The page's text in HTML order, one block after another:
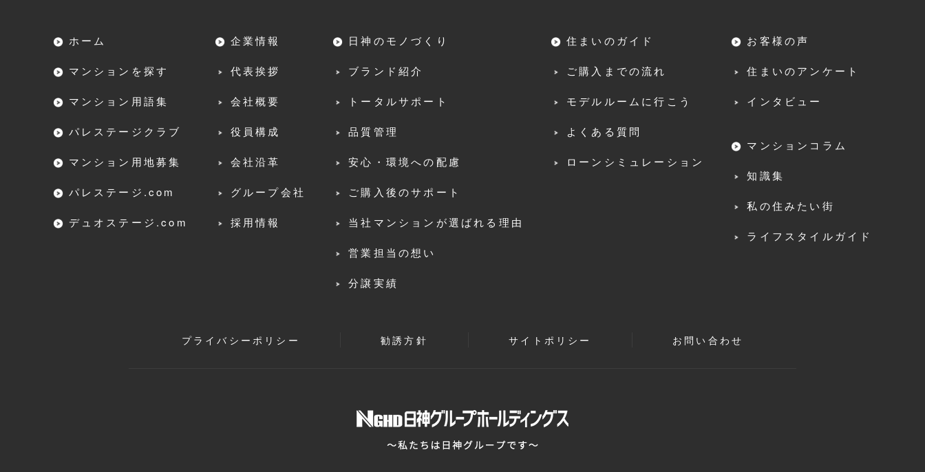
ホーム
マンションを探す
マンション用語集
パレステージクラブ
マンション用地募集
パレステージ.com
デュオステージ.com
企業情報
代表挨拶
会社概要
役員構成
会社沿革
グループ会社
採用情報
日神のモノづくり
ブランド紹介
トータルサポート
品質管理
安心・環境への配慮
ご購入後のサポート
当社マンションが選ばれる理由
営業担当の想い
分譲実績
住まいのガイド
ご購入までの流れ
モデルルームに行こう
よくある質問
ローンシミュレーション
お客様の声
住まいのアンケート
インタビュー
マンションコラム
知識集
私の住みたい街
ライフスタイルガイド
プライバシーポリシー 勧誘方針 サイトポリシー お問い合わせ